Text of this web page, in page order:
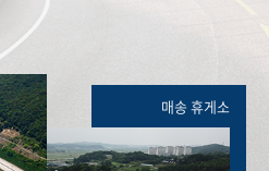
매송 휴게소